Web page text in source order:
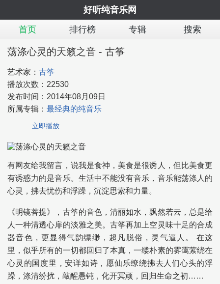
好听纯音乐网
首页
排行榜 专辑 搜索
荡涤心灵的天籁之音 - 古筝
艺术家： 古筝
播放次数： 22530
发布时间： 2014年08月09日
所属专辑： 最经典的纯音乐
立即播放
有网友给我留言，说我是食神，美食是很诱人，但比美食更
有诱惑力的是音乐。生活中不能没有音乐，音乐能荡涤人的
心灵，拂去忧伤和浮躁，沉淀思索和力量。
《明镜菩提》，古筝的音色，清丽如水，飘然若云，总是给
人一种清透心扉的淡雅之美。古筝再加上空灵味十足的合成
器音色，更显得气韵缥缈，超凡脱俗，灵气逼人。 在这
里，似乎所有的一切都回归了本真，一缕朴素的雾霭萦绕在
心灵的国度里，安详如诗，愿仙乐缭绕拂去人们心头的浮
躁，涤清纷扰，敲醒愚钝，化开冥顽，回归生命之初……